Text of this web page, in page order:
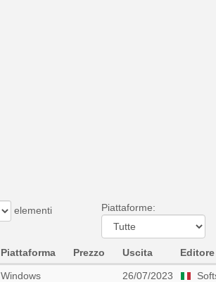
elementi Piattaforme:
Piattaforma Prezzo Uscita Editore
Windows 26/07/2023